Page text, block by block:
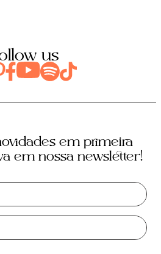
us
em primeira
em nossa newsletter!